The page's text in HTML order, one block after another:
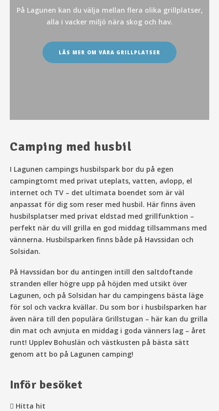
På Lagunen kan du välja mellan flera olika grillplatser,
alla i vacker miljö nära skog och hav.
LÄS MER OM VÅRA GRILLPLATSER
Camping med husbil
I Lagunen campings husbilspark bor du på egen
campingtomt med privat uteplats, vatten, avlopp, el
internet och TV – det ultimata boendet som är väl
anpassat för dig som reser med husbil. Här finns även
husbilsplatser med privat eldstad med grillfunktion –
perfekt när du vill grilla en god middag tillsammans med
vännerna. Husbilsparken finns både på Havssidan och
Solsidan.
På Havssidan bor du antingen intill den saltdoftande
stranden eller högre upp på höjden med utsikt över
Lagunen, och på Solsidan har du campingens bästa läge
för sol och vackra kvällar. Du som bor i husbilsparken har
även nära till den populära Grillstugan – här kan du grilla
din mat och avnjuta en middag i goda vänners lag – året
runt! Upplev Bohuslän och västkusten på bästa sätt
genom att bo på Lagunen camping!
Inför besöket
Hitta hit